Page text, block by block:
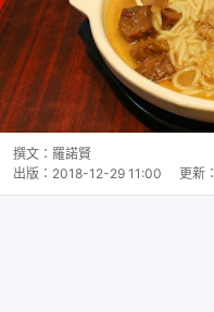
撰文： 羅諾賢
出版： 2018-12-29 11:00 更新：